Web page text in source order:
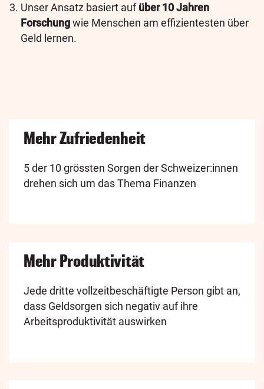
Unser Ansatz basiert aufüber 10 Jahren
Forschungwie Menschen am effizientesten über
Geld lernen.
Mehr Zufriedenheit
5 der 10 grössten Sorgen der Schweizer:innen
drehen sich um das Thema Finanzen
Mehr Produktivität
Jede dritte vollzeitbeschäftigte Person gibt an,
dass Geldsorgen sich negativ auf ihre
Arbeitsproduktivität auswirken